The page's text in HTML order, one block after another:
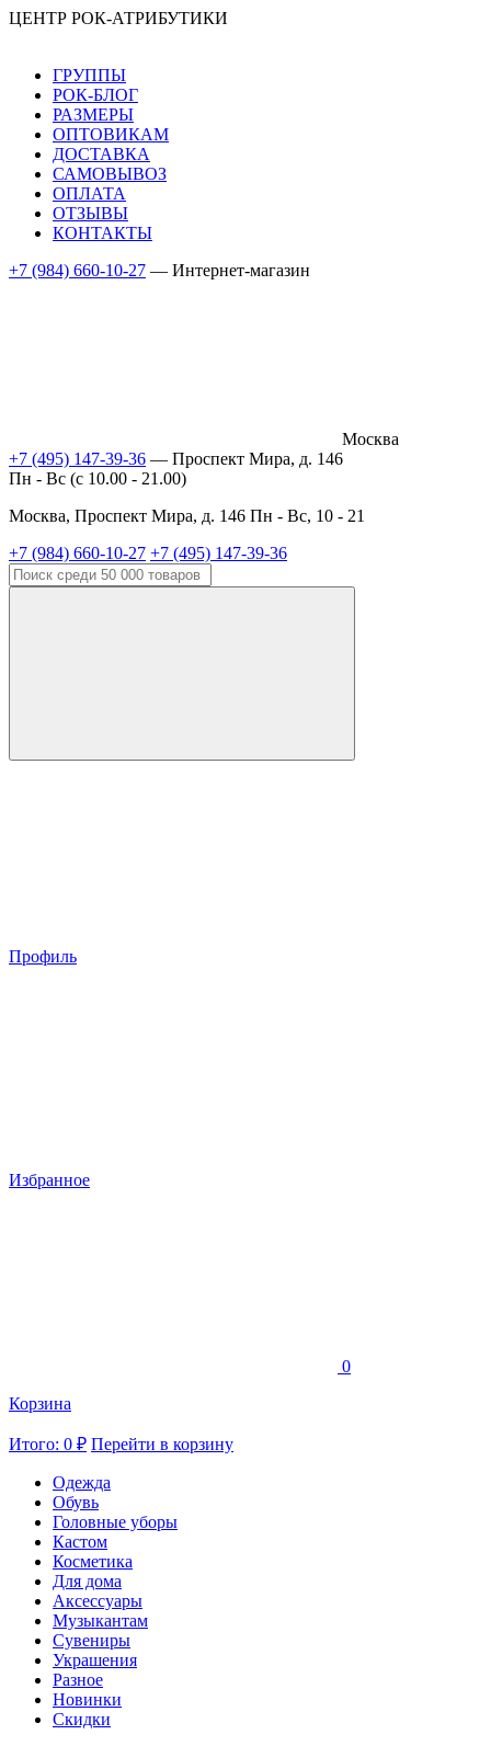
ЦЕНТР РОК-АТРИБУТИКИ
ГРУППЫ
РОК-БЛОГ
РАЗМЕРЫ
ОПТОВИКАМ
ДОСТАВКА
САМОВЫВОЗ
ОПЛАТА
ОТЗЫВЫ
КОНТАКТЫ
+7 (984) 660-10-27 — Интернет-магазин
Москва
+7 (495) 147-39-36 — Проспект Мира, д. 146
Пн - Вс (c 10.00 - 21.00)
Москва, Проспект Мира, д. 146 Пн - Вс, 10 - 21
+7 (984) 660-10-27 +7 (495) 147-39-36
Профиль
Избранное
0
Корзина
Итого: 0 ₽ Перейти в корзину
Одежда
Обувь
Головные уборы
Кастом
Косметика
Для дома
Аксессуары
Музыкантам
Сувениры
Украшения
Разное
Новинки
Скидки